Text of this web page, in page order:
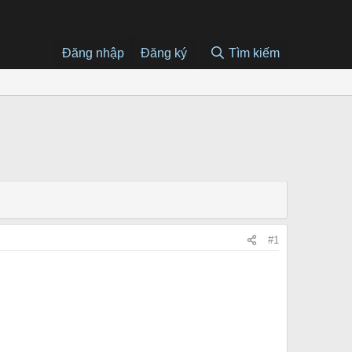
Đăng nhập Đăng ký Tìm kiếm
#1